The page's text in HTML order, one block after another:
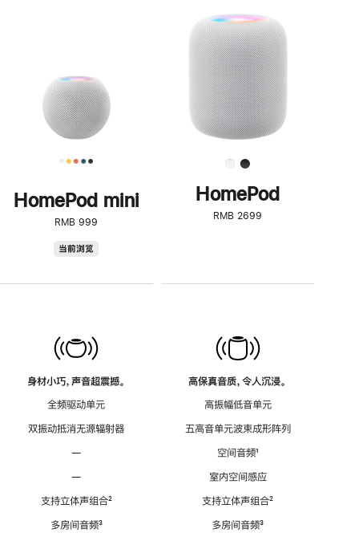
HomePod mini
RMB 999
当前浏览
身材小巧，声音超震撼。
全频驱动单元
双振动抵消无源辐射器
—
—
支持立体声组合脚
²
多房间音频脚
³
步
了
解
HomePod<
HomePod
RMB 2699
高保真音质，令人沉浸。
高振幅低音单元
五高音单元波束成形阵列
空间音频脚
¹
室内空间感应
支持立体声组合脚
²
多房间音频脚
³